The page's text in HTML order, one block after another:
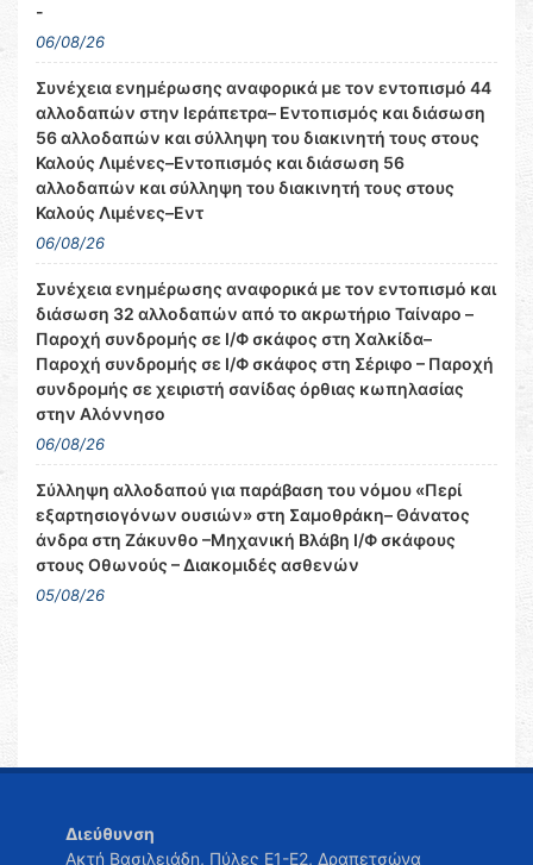
-
06/08/26
Συνέχεια ενημέρωσης αναφορικά με τον εντοπισμό 44
αλλοδαπών στην Ιεράπετρα– Εντοπισμός και διάσωση
56 αλλοδαπών και σύλληψη του διακινητή τους στους
Καλούς Λιμένες–Εντοπισμός και διάσωση 56
αλλοδαπών και σύλληψη του διακινητή τους στους
Καλούς Λιμένες–Εντ
06/08/26
Συνέχεια ενημέρωσης αναφορικά με τον εντοπισμό και
διάσωση 32 αλλοδαπών από το ακρωτήριο Ταίναρο –
Παροχή συνδρομής σε Ι/Φ σκάφος στη Χαλκίδα–
Παροχή συνδρομής σε Ι/Φ σκάφος στη Σέριφο – Παροχή
συνδρομής σε χειριστή σανίδας όρθιας κωπηλασίας
στην Αλόννησο
06/08/26
Σύλληψη αλλοδαπού για παράβαση του νόμου «Περί
εξαρτησιογόνων ουσιών» στη Σαμοθράκη– Θάνατος
άνδρα στη Ζάκυνθο –Μηχανική Βλάβη Ι/Φ σκάφους
στους Οθωνούς – Διακομιδές ασθενών
05/08/26
Διεύθυνση
Ακτή Βασιλειάδη, Πύλες Ε1-Ε2, Δραπετσώνα